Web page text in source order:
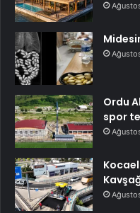
Ordu
spor